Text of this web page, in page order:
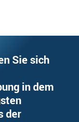
Sie sich
in dem
der